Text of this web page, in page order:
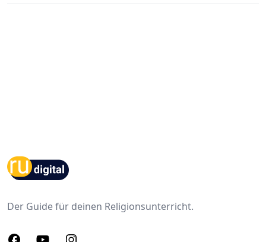
Footer
Der Guide für deinen Religionsunterricht.
FacebookYoutubeInstagram